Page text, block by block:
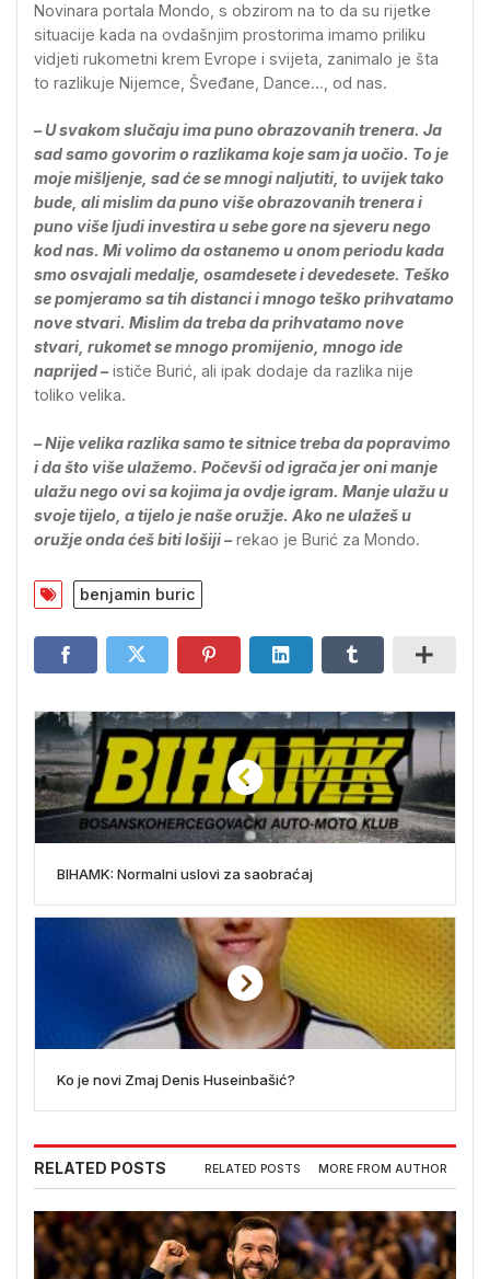
Novinara portala Mondo, s obzirom na to da su rijetke
situacije kada na ovdašnjim prostorima imamo priliku
vidjeti rukometni krem Evrope i svijeta, zanimalo je šta
to razlikuje Nijemce, Šveđane, Dance…, od nas.
– U svakom slučaju ima puno obrazovanih trenera. Ja
sad samo govorim o razlikama koje sam ja uočio. To je
moje mišljenje, sad će se mnogi naljutiti, to uvijek tako
bude, ali mislim da puno više obrazovanih trenera i
puno više ljudi investira u sebe gore na sjeveru nego
kod nas. Mi volimo da ostanemo u onom periodu kada
smo osvajali medalje, osamdesete i devedesete. Teško
se pomjeramo sa tih distanci i mnogo teško prihvatamo
nove stvari. Mislim da treba da prihvatamo nove
stvari, rukomet se mnogo promijenio, mnogo ide
naprijed –ističe Burić, ali ipak dodaje da razlika nije
toliko velika.
– Nije velika razlika samo te sitnice treba da popravimo
i da što više ulažemo. Počevši od igrača jer oni manje
ulažu nego ovi sa kojima ja ovdje igram. Manje ulažu u
svoje tijelo, a tijelo je naše oružje. Ako ne ulažeš u
oružje onda ćeš biti lošiji –rekao je Burić za Mondo.
benjamin buric
BIHAMK: Normalni uslovi za saobraćaj
Ko je novi Zmaj Denis Huseinbašić?
RELATED POSTS RELATED POSTS MORE FROM AUTHOR